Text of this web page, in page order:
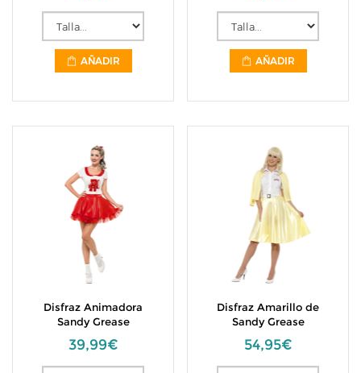
AÑADIR AÑADIR
Disfraz Animadora
Sandy Grease
39,99€
Disfraz Amarillo de
Sandy Grease
54,95€